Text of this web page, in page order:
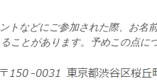
トなどにご参加された際、お名
ることがあります。予めこの点に